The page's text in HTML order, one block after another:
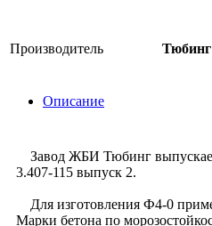
Производитель Тюбинг
Описание
Завод ЖБИ Тюбинг
3.407-115 выпуск 2.
Для изготовления Ф4-0
Марки бетона по